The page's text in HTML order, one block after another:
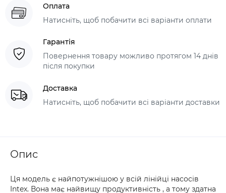
Оплата
Натисніть, щоб побачити всі варіанти оплати
Гарантія
Повернення товару можливо протягом 14 днів
після покупки
Доставка
Натисніть, щоб побачити всі варіанти доставки
Опис
Ця модель є найпотужнішою у всій лінійці насосів
Intex. Вона має найвищу продуктивність , а тому здатна